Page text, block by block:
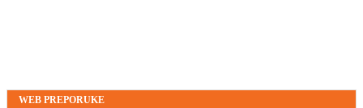
WEB PREPORUKE